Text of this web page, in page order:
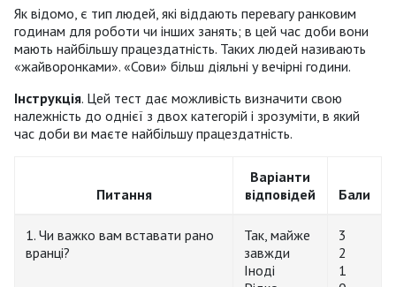
Як відомо, є тип людей, які віддають перевагу ранковим
годинам для роботи чи інших занять; в цей час доби вони
мають найбільшу працездатність. Таких людей називають
«жайворонками». «Сови» більш діяльні у вечірні години.
Інструкція. Цей тест дає можливість визначити свою
належність до однієї з двох категорій і зрозуміти, в який
час доби ви маєте найбільшу працездатність.
Питання
Варіанти
відповідей
Бали
1. Чи важко вам вставати рано
вранці?
Так, майже
завжди
Іноді
3
2
1